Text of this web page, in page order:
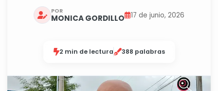
POR
MONICA GORDILLO 17 de junio, 2026
2 min de lectura 388 palabras